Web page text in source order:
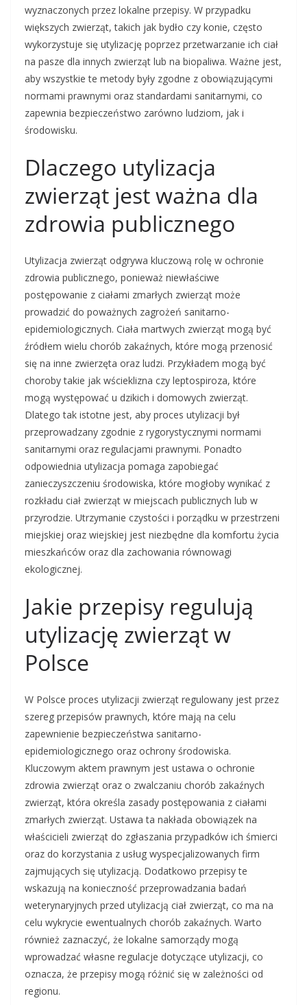
wyznaczonych przez lokalne przepisy. W przypadku
większych zwierząt, takich jak bydło czy konie, często
wykorzystuje się utylizację poprzez przetwarzanie ich ciał
na pasze dla innych zwierząt lub na biopaliwa. Ważne jest,
aby wszystkie te metody były zgodne z obowiązującymi
normami prawnymi oraz standardami sanitarnymi, co
zapewnia bezpieczeństwo zarówno ludziom, jak i
środowisku.
Dlaczego utylizacja
zwierząt jest ważna dla
zdrowia publicznego
Utylizacja zwierząt odgrywa kluczową rolę w ochronie
zdrowia publicznego, ponieważ niewłaściwe
postępowanie z ciałami zmarłych zwierząt może
prowadzić do poważnych zagrożeń sanitarno-
epidemiologicznych. Ciała martwych zwierząt mogą być
źródłem wielu chorób zakaźnych, które mogą przenosić
się na inne zwierzęta oraz ludzi. Przykładem mogą być
choroby takie jak wścieklizna czy leptospiroza, które
mogą występować u dzikich i domowych zwierząt.
Dlatego tak istotne jest, aby proces utylizacji był
przeprowadzany zgodnie z rygorystycznymi normami
sanitarnymi oraz regulacjami prawnymi. Ponadto
odpowiednia utylizacja pomaga zapobiegać
zanieczyszczeniu środowiska, które mogłoby wynikać z
rozkładu ciał zwierząt w miejscach publicznych lub w
przyrodzie. Utrzymanie czystości i porządku w przestrzeni
miejskiej oraz wiejskiej jest niezbędne dla komfortu życia
mieszkańców oraz dla zachowania równowagi
ekologicznej.
Jakie przepisy regulują
utylizację zwierząt w
Polsce
W Polsce proces utylizacji zwierząt regulowany jest przez
szereg przepisów prawnych, które mają na celu
zapewnienie bezpieczeństwa sanitarno-
epidemiologicznego oraz ochrony środowiska.
Kluczowym aktem prawnym jest ustawa o ochronie
zdrowia zwierząt oraz o zwalczaniu chorób zakaźnych
zwierząt, która określa zasady postępowania z ciałami
zmarłych zwierząt. Ustawa ta nakłada obowiązek na
właścicieli zwierząt do zgłaszania przypadków ich śmierci
oraz do korzystania z usług wyspecjalizowanych firm
zajmujących się utylizacją. Dodatkowo przepisy te
wskazują na konieczność przeprowadzania badań
weterynaryjnych przed utylizacją ciał zwierząt, co ma na
celu wykrycie ewentualnych chorób zakaźnych. Warto
również zaznaczyć, że lokalne samorządy mogą
wprowadzać własne regulacje dotyczące utylizacji, co
oznacza, że przepisy mogą różnić się w zależności od
regionu.